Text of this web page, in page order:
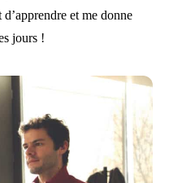
et me donne
jours !